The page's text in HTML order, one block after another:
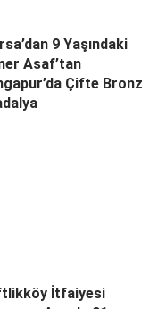
9 Yaşındaki
Asaf’tan
Çifte Bronz
İtfaiyesi